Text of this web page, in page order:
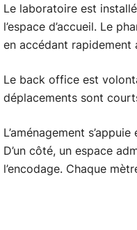
Le laboratoire est
l’espace d’accueil. Le
en accédant rapidement
Le back office est
déplacements sont
L’aménagement
D’un côté, un espace
l’encodage. Chaque